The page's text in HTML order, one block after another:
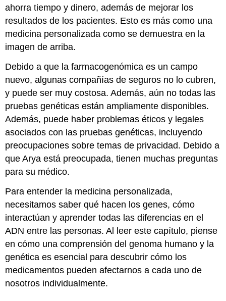
ahorra tiempo y dinero, además de mejorar los
resultados de los pacientes. Esto es más como una
medicina personalizada como se demuestra en la
imagen de arriba.
Debido a que la farmacogenómica es un campo
nuevo, algunas compañías de seguros no lo cubren,
y puede ser muy costosa. Además, aún no todas las
pruebas genéticas están ampliamente disponibles.
Además, puede haber problemas éticos y legales
asociados con las pruebas genéticas, incluyendo
preocupaciones sobre temas de privacidad. Debido a
que Arya está preocupada, tienen muchas preguntas
para su médico.
Para entender la medicina personalizada,
necesitamos saber qué hacen los genes, cómo
interactúan y aprender todas las diferencias en el
ADN entre las personas. Al leer este capítulo, piense
en cómo una comprensión del genoma humano y la
genética es esencial para descubrir cómo los
medicamentos pueden afectarnos a cada uno de
nosotros individualmente.